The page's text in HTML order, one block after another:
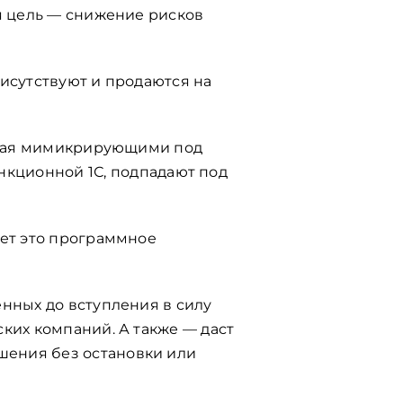
цель — снижение рисков
и продаются на
мимикрирующими под
1С, подпадают под
это программное
до вступления в силу
компаний. А также — даст
без остановки или